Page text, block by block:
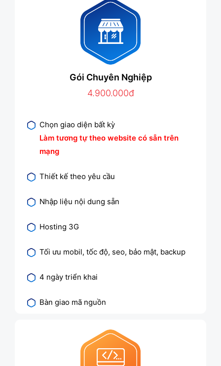
Gói Chuyên Nghiệp
4.900.000đ
Chọn giao diện bất kỳ
Làm tương tự theo website có sẵn trên
mạng
Thiết kế theo yêu cầu
Nhập liệu nội dung sẵn
Hosting 3G
Tối ưu mobil, tốc độ, seo, bảo mật, backup
4 ngày triển khai
Bàn giao mã nguồn